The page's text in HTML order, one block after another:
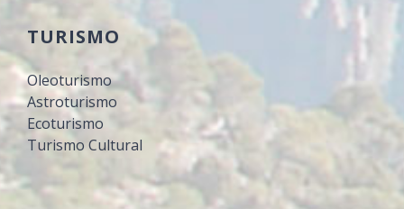
TURISMO
Oleoturismo
Astroturismo
Ecoturismo
Turismo Cultural